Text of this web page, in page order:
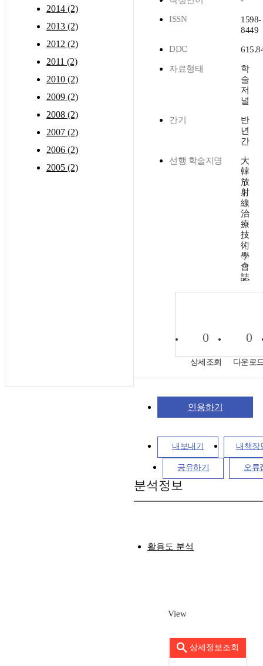
2014 (2)
2013 (2)
2012 (2)
2011 (2)
2010 (2)
2009 (2)
2008 (2)
2007 (2)
2006 (2)
2005 (2)
ISSN
1598-
8449
DDC
자료형태
학
술
저
널
간기
반
년
간
선행 학술지명
大
韓
放
射
線
治
療
技
術
學
會
誌
0
상세조회
0
다운로
인용하기
내보내기 내책장
공유하기 오류
분석정보
활용도 분석
View
상세정보조회